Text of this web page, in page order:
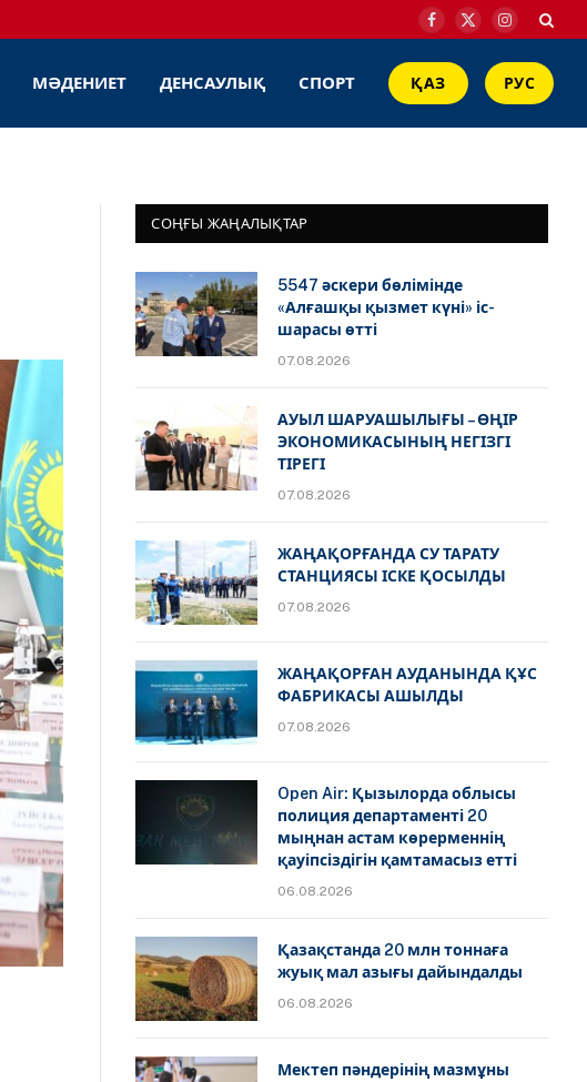
Facebook
X
Instagram
МӘДЕНИЕТ ДЕНСАУЛЫҚ СПОРТ ҚАЗ РУС
СОҢҒЫ ЖАҢАЛЫҚТАР
5547 әскери бөлімінде
«Алғашқы қызмет күні» іс-
шарасы өтті
07.08.2026
АУЫЛ ШАРУАШЫЛЫҒЫ – ӨҢІР
ЭКОНОМИКАСЫНЫҢ НЕГІЗГІ
ТІРЕГІ
07.08.2026
ЖАҢАҚОРҒАНДА СУ ТАРАТУ
СТАНЦИЯСЫ ІСКЕ ҚОСЫЛДЫ
07.08.2026
ЖАҢАҚОРҒАН АУДАНЫНДА ҚҰС
ФАБРИКАСЫ АШЫЛДЫ
07.08.2026
Open Air: Қызылорда облысы
полиция департаменті 20
мыңнан астам көрерменнің
қауіпсіздігін қамтамасыз етті
06.08.2026
Қазақстанда 20 млн тоннаға
жуық мал азығы дайындалды
06.08.2026
Мектеп пәндерінің мазмұны